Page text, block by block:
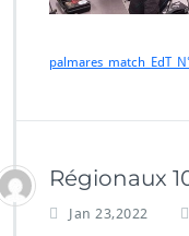
Régionaux
Jan 23,2022